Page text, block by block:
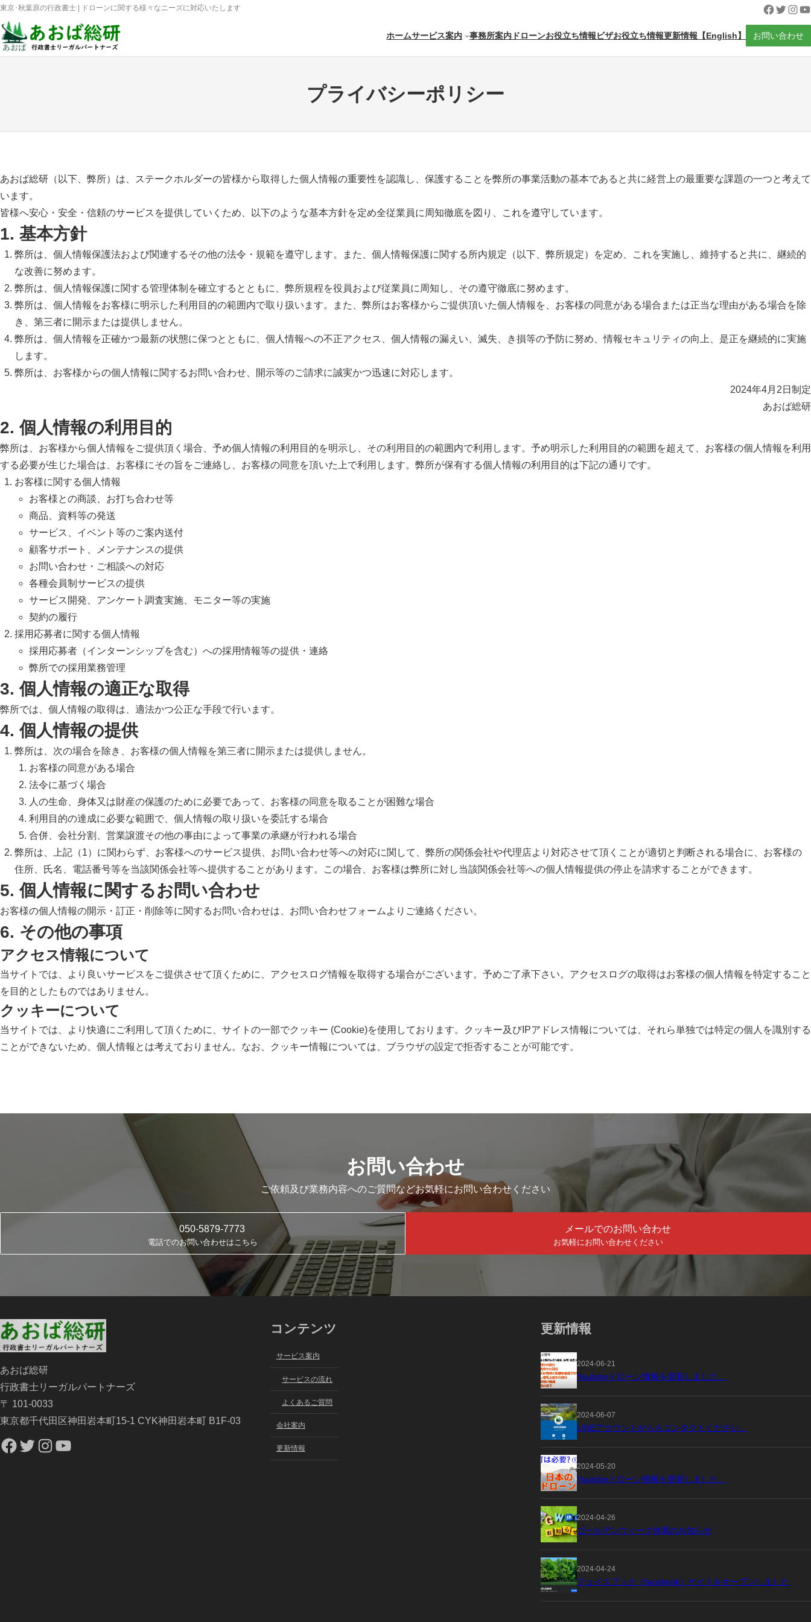
内
容
を
ス
東京･秋葉原の行政書士 | ドローンに関する様々なニーズに対応いたします Facebook
Twitter
ホームサービス案内 事務所案内 ドローンお役立ち情報ビザお役立ち情報更新情報 【English】 お問い合わせ
プライバシーポリシー
あおば総研（以下、弊所）は、ステークホルダーの皆様から取得した個人情報の重要性を認識し、保護することを弊所の事業活動の基本であると共に経営上の最重要な課題の一つと考えて
います。
皆様へ安心・安全・信頼のサービスを提供していくため、以下のような基本方針を定め全従業員に周知徹底を図り、これを遵守しています。
1. 基本方針
弊所は、個人情報保護法および関連するその他の法令・規範を遵守します。また、個人情報保護に関する所内規定（以下、弊所規定）を定め、これを実施し、維持すると共に、継続的
な改善に努めます。
弊所は、個人情報保護に関する管理体制を確立するとともに、弊所規程を役員および従業員に周知し、その遵守徹底に努めます。
弊所は、個人情報をお客様に明示した利用目的の範囲内で取り扱います。また、弊所はお客様からご提供頂いた個人情報を、お客様の同意がある場合または正当な理由がある場合を除
き、第三者に開示または提供しません。
弊所は、個人情報を正確かつ最新の状態に保つとともに、個人情報への不正アクセス、個人情報の漏えい、滅失、き損等の予防に努め、情報セキュリティの向上、是正を継続的に実施
します。
弊所は、お客様からの個人情報に関するお問い合わせ、開示等のご請求に誠実かつ迅速に対応します。
2024年4月2日制定
あおば総研
2. 個人情報の利用目的
弊所は、お客様から個人情報をご提供頂く場合、予め個人情報の利用目的を明示し、その利用目的の範囲内で利用します。予め明示した利用目的の範囲を超えて、お客様の個人情報を利用
する必要が生じた場合は、お客様にその旨をご連絡し、お客様の同意を頂いた上で利用します。弊所が保有する個人情報の利用目的は下記の通りです。
お客様に関する個人情報
お客様との商談、お打ち合わせ等
商品、資料等の発送
サービス、イベント等のご案内送付
顧客サポート、メンテナンスの提供
お問い合わせ・ご相談への対応
各種会員制サービスの提供
サービス開発、アンケート調査実施、モニター等の実施
契約の履行
採用応募者に関する個人情報
採用応募者（インターンシップを含む）への採用情報等の提供・連絡
弊所での採用業務管理
3. 個人情報の適正な取得
弊所では、個人情報の取得は、適法かつ公正な手段で行います。
4. 個人情報の提供
弊所は、次の場合を除き、お客様の個人情報を第三者に開示または提供しません。
お客様の同意がある場合
法令に基づく場合
人の生命、身体又は財産の保護のために必要であって、お客様の同意を取ることが困難な場合
利用目的の達成に必要な範囲で、個人情報の取り扱いを委託する場合
合併、会社分割、営業譲渡その他の事由によって事業の承継が行われる場合
弊所は、上記（1）に関わらず、お客様へのサービス提供、お問い合わせ等への対応に関して、弊所の関係会社や代理店より対応させて頂くことが適切と判断される場合に、お客様の
住所、氏名、電話番号等を当該関係会社等へ提供することがあります。この場合、お客様は弊所に対し当該関係会社等への個人情報提供の停止を請求することができます。
5. 個人情報に関するお問い合わせ
お客様の個人情報の開示・訂正・削除等に関するお問い合わせは、お問い合わせフォームよりご連絡ください。
6. その他の事項
アクセス情報について
当サイトでは、より良いサービスをご提供させて頂くために、アクセスログ情報を取得する場合がございます。予めご了承下さい。アクセスログの取得はお客様の個人情報を特定すること
を目的としたものではありません。
クッキーについて
当サイトでは、より快適にご利用して頂くために、サイトの一部でクッキー (Cookie)を使用しております。クッキー及びIPアドレス情報については、それら単独では特定の個人を識別する
ことができないため、個人情報とは考えておりません。なお、クッキー情報については、ブラウザの設定で拒否することが可能です。
お問い合わせ
ご依頼及び業務内容へのご質問などお気軽にお問い合わせください
050-5879-7773
電話でのお問い合わせはこちら
メールでのお問い合わせ
お気軽にお問い合わせください
あおば総研
行政書士リーガルパートナーズ
〒 101-0033
東京都千代田区神田岩本町15-1 CYK神田岩本町 B1F-03
Facebook Twitter Instagram YouTube
コンテンツ
サービス案内
サービスの流れ
よくあるご質問
会社案内
更新情報
更新情報
2024-06-21
Youtubeドローン情報を更新しました。
2024-06-07
LINEアカウントからもコンタクトください。
2024-05-20
Youtubeドローン情報を更新しました。
2024-04-26
ゴールデンウィーク休業のお知らせ
2024-04-24
フェイスブック（facebook）サイトをオープンしました